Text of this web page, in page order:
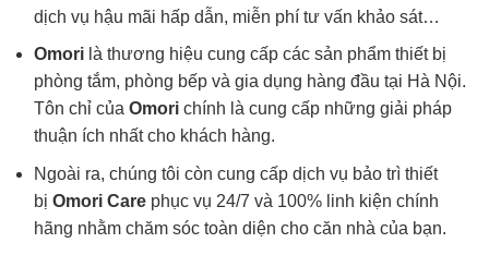
dịch vụ hậu mãi hấp dẫn, miễn phí tư vấn khảo sát…
Omori là thương hiệu cung cấp các sản phẩm thiết bị
phòng tắm, phòng bếp và gia dụng hàng đầu tại Hà Nội.
Tôn chỉ của Omorichính là cung cấp những giải pháp
thuận ích nhất cho khách hàng.
Ngoài ra, chúng tôi còn cung cấp dịch vụ bảo trì thiết
bị Omori Carephục vụ 24/7 và 100% linh kiện chính
hãng nhằm chăm sóc toàn diện cho căn nhà của bạn.